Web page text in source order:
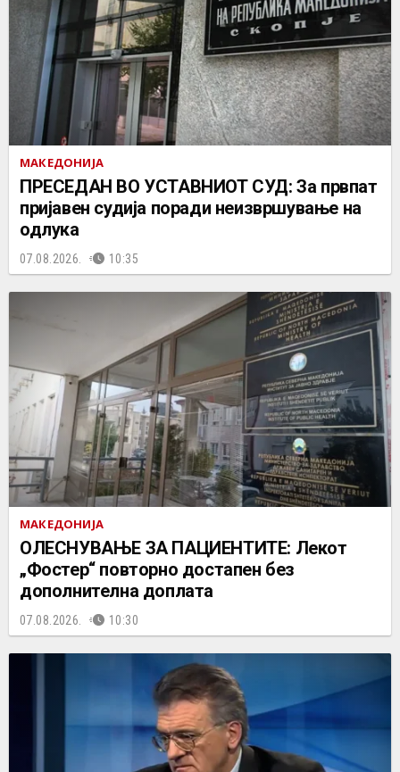
МАКЕДОНИЈА
ПРЕСЕДАН ВО УСТАВНИОТ СУД: За првпат
пријавен судија поради неизвршување на
одлука
07.08.2026. 10:35
МАКЕДОНИЈА
ОЛЕСНУВАЊЕ ЗА ПАЦИЕНТИТЕ: Лекот
„Фостер“ повторно достапен без
дополнителна доплата
07.08.2026. 10:30